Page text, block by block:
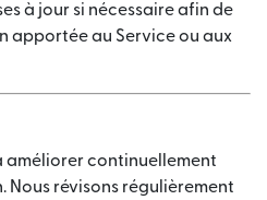
à jour si nécessaire afin de
au Service ou aux
améliorer continuellement
Nous révisons régulièrement